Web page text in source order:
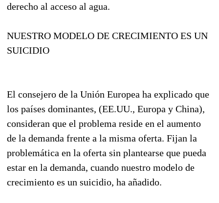
derecho al acceso al agua.
NUESTRO MODELO DE CRECIMIENTO ES UN
SUICIDIO
El consejero de la Unión Europea ha explicado que
los países dominantes, (EE.UU., Europa y China),
consideran que el problema reside en el aumento
de la demanda frente a la misma oferta. Fijan la
problemática en la oferta sin plantearse que pueda
estar en la demanda, cuando nuestro modelo de
crecimiento es un suicidio, ha añadido.